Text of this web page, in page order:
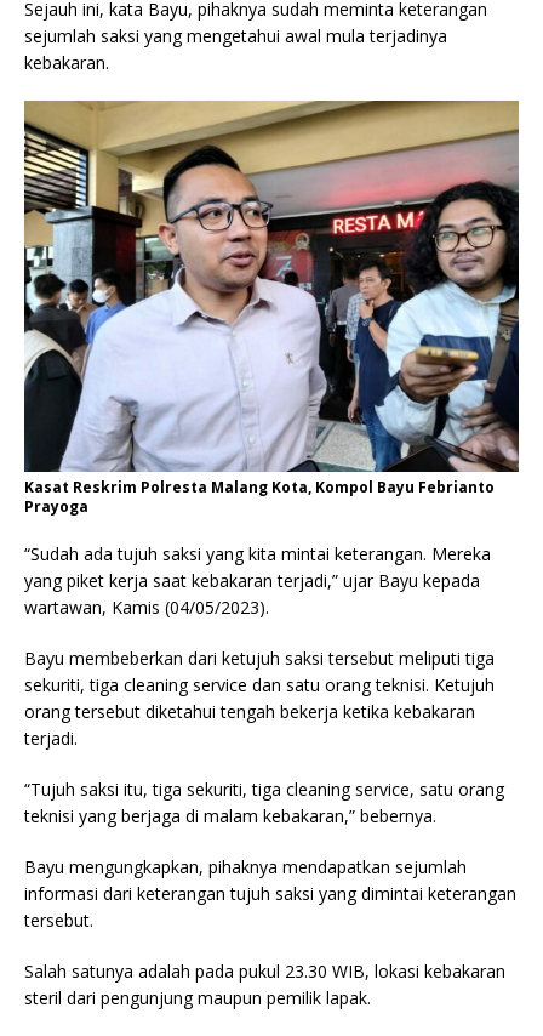
Sejauh ini, kata Bayu, pihaknya sudah meminta keterangan
sejumlah saksi yang mengetahui awal mula terjadinya
kebakaran.
Kasat Reskrim Polresta Malang Kota, Kompol Bayu Febrianto
Prayoga
“Sudah ada tujuh saksi yang kita mintai keterangan. Mereka
yang piket kerja saat kebakaran terjadi,” ujar Bayu kepada
wartawan, Kamis (04/05/2023).
Bayu membeberkan dari ketujuh saksi tersebut meliputi tiga
sekuriti, tiga cleaning service dan satu orang teknisi. Ketujuh
orang tersebut diketahui tengah bekerja ketika kebakaran
terjadi.
“Tujuh saksi itu, tiga sekuriti, tiga cleaning service, satu orang
teknisi yang berjaga di malam kebakaran,” bebernya.
Bayu mengungkapkan, pihaknya mendapatkan sejumlah
informasi dari keterangan tujuh saksi yang dimintai keterangan
tersebut.
Salah satunya adalah pada pukul 23.30 WIB, lokasi kebakaran
steril dari pengunjung maupun pemilik lapak.